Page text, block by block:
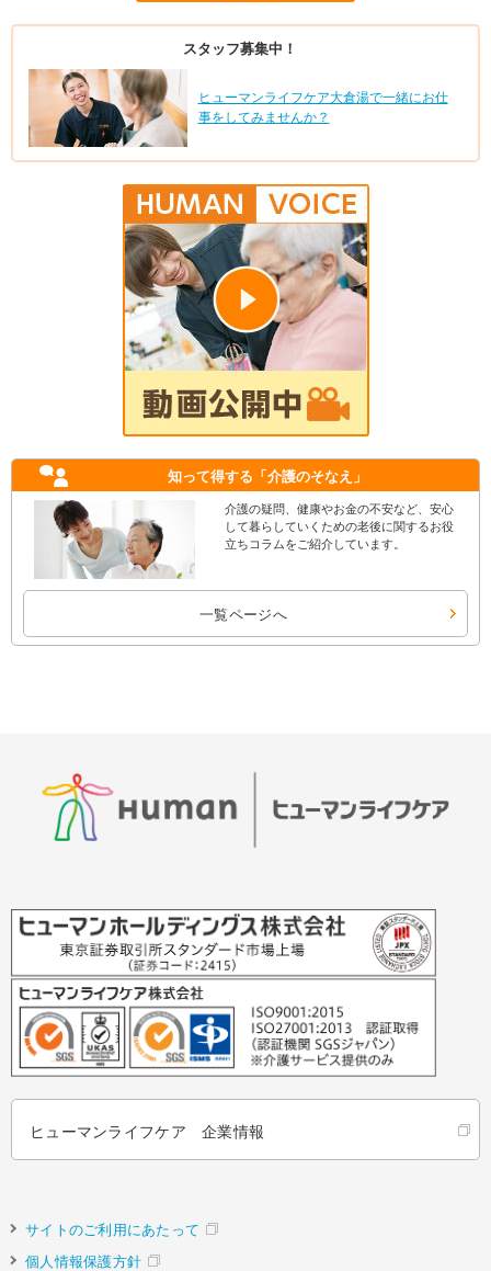
スタッフ募集中！
ヒューマンライフケア大倉湯で一緒にお仕
事をしてみませんか？
知って得する 「介護のそなえ」
介護の疑問、健康やお金の不安など、安心
して暮らしていくための老後に関するお役
立ちコラムをご紹介しています。
一覧ページへ
ヒューマンライフケア 企業情報
サイトのご利用にあたって
個人情報保護方針